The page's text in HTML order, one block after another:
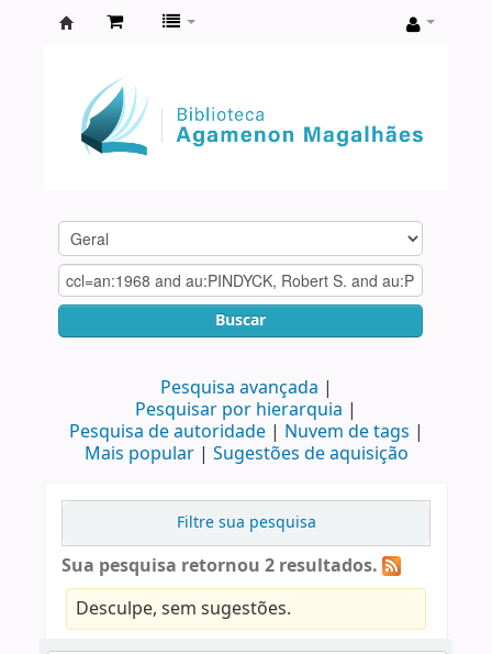
Agamenon
Magalhães
Buscar
Pesquisa avançada
Pesquisar por hierarquia
Pesquisa de autoridade
Nuvem de tags
Mais popular
Sugestões de aquisição
Filtre sua pesquisa
Sua pesquisa retornou 2 resultados.
Desculpe, sem sugestões.